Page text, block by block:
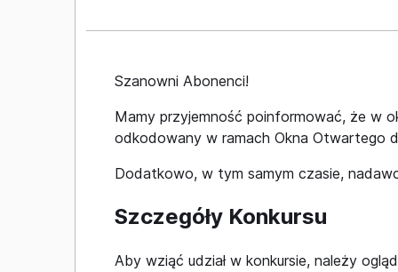
Szanowni Abonenci!
Mamy przyjemność poinformować, że w
odkodowany w ramach Okna Otwartego
Dodatkowo, w tym samym czasie,
Szczegóły Konkursu
Aby wziąć udział w konkursie, należy